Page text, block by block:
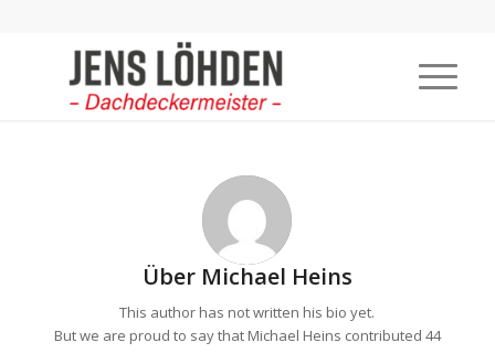
Über Michael Heins
This author has not written his bio yet.
But we are proud to say that Michael Heins contributed 44